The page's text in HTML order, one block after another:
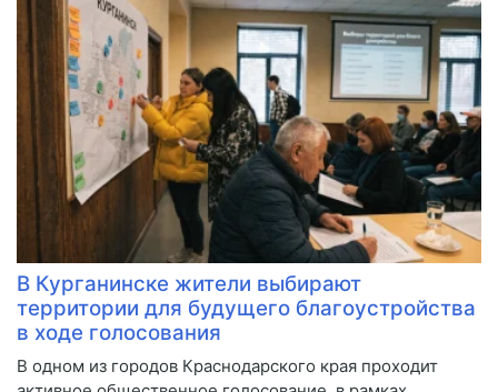
В Курганинске жители выбирают
территории для будущего благоустройства
в ходе голосования
В одном из городов Краснодарского края проходит